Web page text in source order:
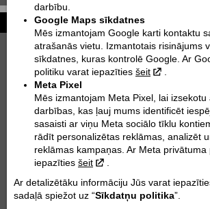
Tehniskie dati
Izmēri mm (bāze):
Klīrenss mm:
Svars kg:
Degvielas tvertnes tilp. l:
Dzinēja tips:
1 cilindra, 4-taktu motors
darbību.
Google Maps sīkdatnes
Mēs izmantojam Google karti kontaktu
atrašanās vietu. Izmantotais risinājums
sīkdatnes, kuras kontrolē Google. Ar
politiku varat iepazīties šeit
Meta Pixel
Mēs izmantojam Meta Pixel, lai izsekotu
darbības, kas ļauj mums identificēt
sasaisti ar viņu Meta sociālo tīklu
rādīt personalizētas reklāmas, analizēt
reklāmas kampaņas. Ar Meta privātuma
iepazīties šeit
Ar detalizētāku informāciju Jūs varat
sadaļā spiežot uz “Sīkdatņu politika”.